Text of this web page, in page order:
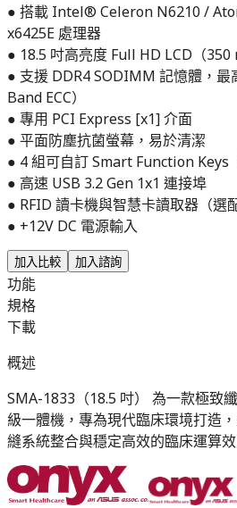
● 搭載 Intel® Celeron N6210 /
x6425E 處理器
● 18.5 吋高亮度 Full HD LCD（350
● 支援 DDR4 SODIMM 記憶體，
Band ECC）
● 專用 PCI Express [x1] 介面
● 平面防塵抗菌螢幕，易於清潔
● 4 組可自訂 Smart Function Keys
● 高速 USB 3.2 Gen 1x1 連接埠
● RFID 讀卡機與智慧卡讀取器（選配
● +12V DC 電源輸入
加入比較 加入諮詢
功能
規格
下載
概述
SMA-1833（18.5 吋） 為一款極致
級一體機，專為現代臨床環境打造
縫系統整合與穩定高效的臨床運算效